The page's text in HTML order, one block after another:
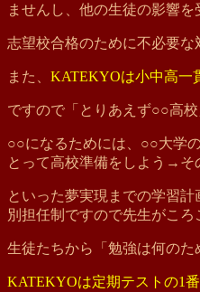
ませんし、他の生徒の影響を
志望校合格のために不必要な
また、 KATEKYOは小中高一
ですので「とりあえず○○高
○○になるためには、○○大学
とって高校準備をしよう→そ
といった夢実現までの学習
別担任制ですので先生がころ
生徒たちから「勉強は何の
KATEKYOは定期テストの1